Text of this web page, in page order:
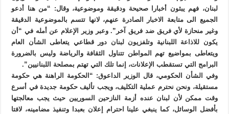
لبنان، فهم يبثون أخبارا صحيحة ودقيقة وموضوعية، وقال: “من هنا أدعو
الجميع الى متابعة الاخبار الصادرة عنهم، لانها تتسم بالموضوعية الدقيقة
وغير منحازة لأي فريق ضد فريق آخر”. وعبر وزير الإعلام عن أمله في “أن
يكون للاذاعة اللبنانية وتلفزيون لبنان دور قطاعي يتعاطى الشأن العام
ويتعاطى بمواضيع تهم المواطن تتناول الثقافة والرياضة وليس بالضرورة
البرامج التي تستقطب الإعلانات، إنما تلك التي تهتم بمصلحة اللبنانيين”.
وفي الشأن الحكومي، قال الوزير الداعوق: “الحكومة الراهنة هي حكومة
مستقيلة، ونحن نحترم عملية التكليف، ويجب تأليف حكومة جديدة في أسرع
وقت ممكن لأن لبنان عنده أزمة النازحين السوريين حيث يجب معالجتها
بأفضل الوسائل، كما ينبغي علينا احترام إعلان بعبدا وتنفيذ مضامينه، لافتا